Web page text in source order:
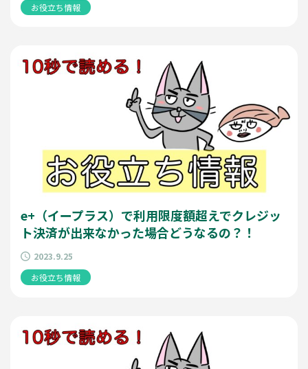
お役立ち情報
e+（イープラス）で利用限度額超えでクレジッ
ト決済が出来なかった場合どうなるの？！
2023.9.25
お役立ち情報